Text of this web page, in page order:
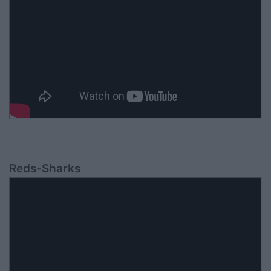
Reds-Sharks